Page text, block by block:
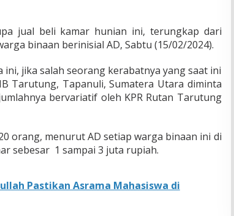
jual beli kamar hunian ini, terungkap dari
binaan berinisial AD, Sabtu (15/02/2024).
ini, jika salah seorang kerabatnya yang saat ini
Tarutung, Tapanuli, Sumatera Utara diminta
bervariatif oleh KPR Rutan Tarutung
orang, menurut AD setiap warga binaan ini di
sebesar 1 sampai 3 juta rupiah.
Pastikan Asrama Mahasiswa di